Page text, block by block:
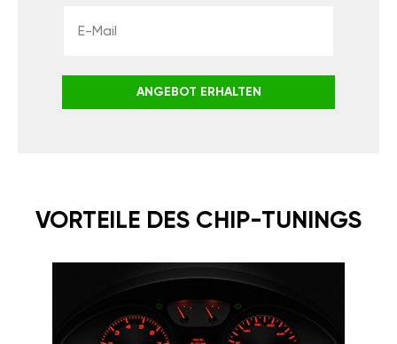
ANGEBOT ERHALTEN
VORTEILE DES CHIP-TUNINGS